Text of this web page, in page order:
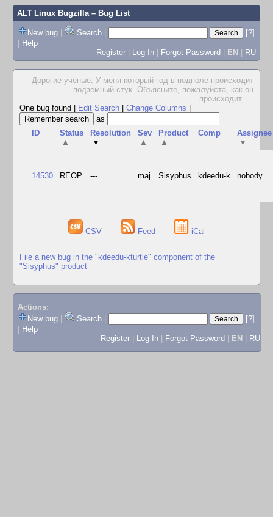
ALT Linux Bugzilla– Bug List
New bug | Search |
[?]
| Help
Register | Log In | Forgot Password | EN | RU
Дорогие учёные. У меня который год в подполе происходит
подземный стук. Объясните, пожалуйста, как он
происходит. ...
One bug found
Edit Search Change Columns
as
ID
Status
▲
Resolution
▼
Sev
▲
Product
▲
Comp
Assignee
▼
14530 REOP --- maj Sisyphus kdeedu-k nobody
CSV Feed iCal
File a new bug in the "kdeedu-kturtle" component of the
"Sisyphus" product
Actions:
New bug
Search
[?]
Help
Register
Log In Forgot Password EN RU